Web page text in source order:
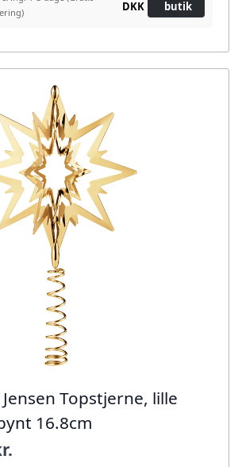
DKK
butik
Topstjerne, lille
16.8cm